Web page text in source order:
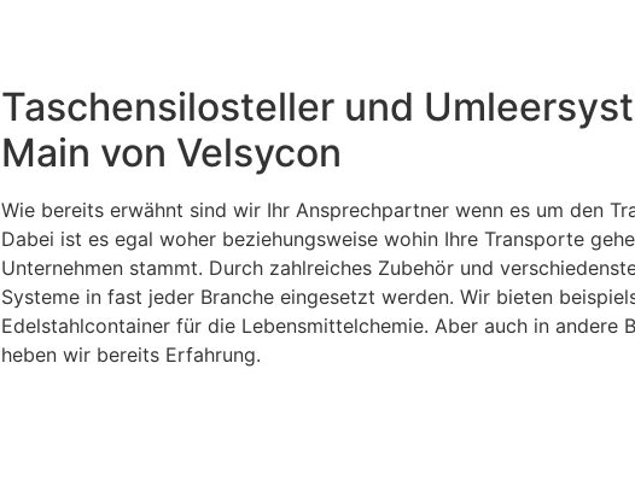
Taschensilosteller und
Main von Velsycon
Wie bereits erwähnt sind wir Ihr Ansprechpartner wenn es um den
Dabei ist es egal woher beziehungsweise wohin Ihre Transporte
Unternehmen stammt. Durch zahlreiches Zubehör und
Systeme in fast jeder Branche eingesetzt werden. Wir bieten
Edelstahlcontainer für die Lebensmittelchemie. Aber auch in andere
heben wir bereits Erfahrung.